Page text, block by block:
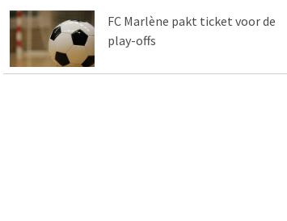
FC Marlène pakt ticket voor de
play-offs